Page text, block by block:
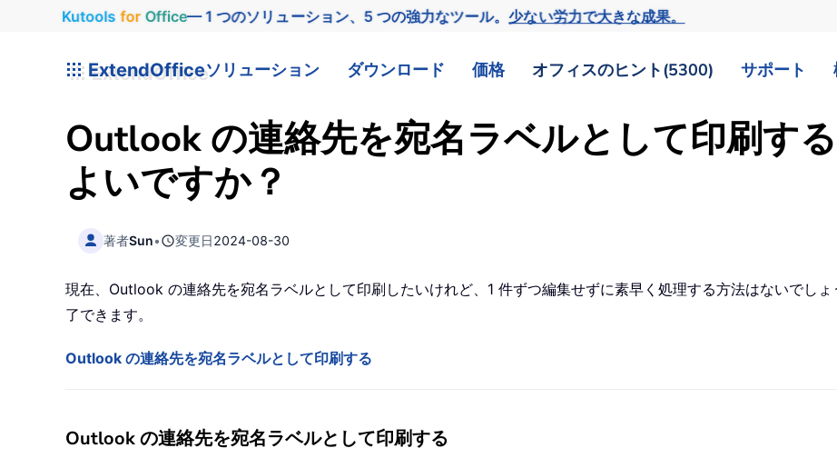
Kutools for Office— 1 つのソリューション、5 つの強力なツール。少ない労力で大きな成果。
ExtendOfficeソリューション ダウンロード 価格 オフィスのヒント(5300) サポート
Outlook の連絡先を宛名ラベルとして印刷す
よいですか？
著者Sun• 変更日2024-08-30
現在、Outlook の連絡先を宛名ラベルとして印刷したいけれど、1 件ずつ編集せずに素早く処理する方法はないでし
了できます。
Outlook の連絡先を宛名ラベルとして印刷する
Outlook の連絡先を宛名ラベルとして印刷する